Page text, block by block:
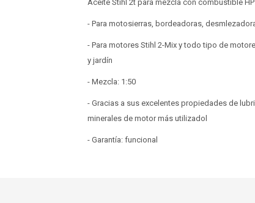
Aceite Stihl 2t para mezcla con combustible HP
- Para motosierras, bordeadoras,
- Para motores Stihl 2-Mix y todo tipo de
y jardín
- Mezcla: 1:50
- Gracias a sus excelentes propiedades de
minerales de motor más utilizadol
- Garantía: funcional